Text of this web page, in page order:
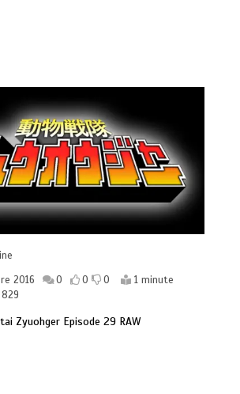
2016
0 0 0
1 minute
829
Zyuohger Episode 29 RAW